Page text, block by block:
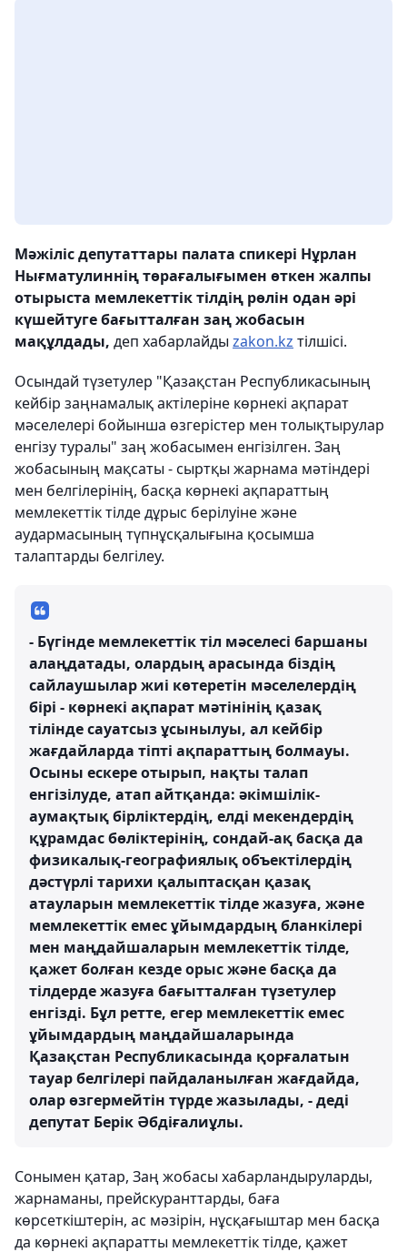
Мәжіліс депутаттары палата спикері Нұрлан
Нығматулиннің төрағалығымен өткен жалпы
отырыста мемлекеттік тілдің рөлін одан әрі
күшейтуге бағытталған заң жобасын
мақұлдады, деп хабарлайды zakon.kz тілшісі.
Осындай түзетулер "Қазақстан Республикасының
кейбір заңнамалық актілеріне көрнекі ақпарат
мәселелері бойынша өзгерістер мен толықтырулар
енгізу туралы" заң жобасымен енгізілген. Заң
жобасының мақсаты - сыртқы жарнама мәтіндері
мен белгілерінің, басқа көрнекі ақпараттың
мемлекеттік тілде дұрыс берілуіне және
аудармасының түпнұсқалығына қосымша
талаптарды белгілеу.
- Бүгінде мемлекеттік тіл мәселесі баршаны
алаңдатады, олардың арасында біздің
сайлаушылар жиі көтеретін мәселелердің
бірі - көрнекі ақпарат мәтінінің қазақ
тілінде сауатсыз ұсынылуы, ал кейбір
жағдайларда тіпті ақпараттың болмауы.
Осыны ескере отырып, нақты талап
енгізілуде, атап айтқанда: әкімшілік-
аумақтық бірліктердің, елді мекендердің
құрамдас бөліктерінің, сондай-ақ басқа да
физикалық-географиялық объектілердің
дәстүрлі тарихи қалыптасқан қазақ
атауларын мемлекеттік тілде жазуға, және
мемлекеттік емес ұйымдардың бланкілері
мен маңдайшаларын мемлекеттік тілде,
қажет болған кезде орыс және басқа да
тілдерде жазуға бағытталған түзетулер
енгізді. Бұл ретте, егер мемлекеттік емес
ұйымдардың маңдайшаларында
Қазақстан Республикасында қорғалатын
тауар белгілері пайдаланылған жағдайда,
олар өзгермейтін түрде жазылады, - деді
депутат Берік Әбдіғалиұлы.
Сонымен қатар, Заң жобасы хабарландыруларды,
жарнаманы, прейскуранттарды, баға
көрсеткіштерін, ас мәзірін, нұсқағыштар мен басқа
да көрнекі ақпаратты мемлекеттік тілде, қажет